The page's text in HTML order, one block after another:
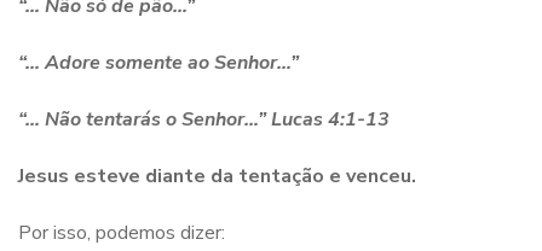
“… Não só de pão…”
“… Adore somente ao Senhor…”
“… Não tentarás o Senhor…”Lucas 4:1-13
Jesus esteve diante da tentação e venceu.
Por isso, podemos dizer: